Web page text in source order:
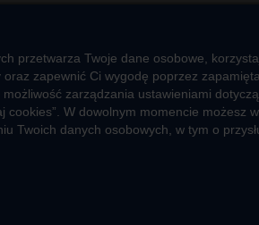
przetwarza Twoje dane osobowe,
zapewnić Ci wygodę poprzez
zarządzania ustawieniami
cookies”. W dowolnym momencie
Twoich danych osobowych, w tym o